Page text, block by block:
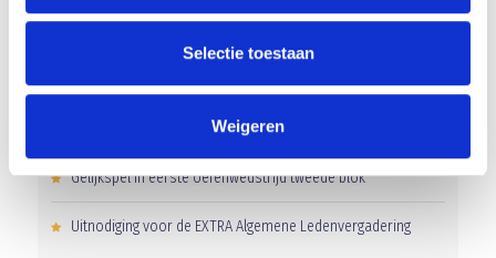
Selectie toestaan
Weigeren
Overwinning op Mierlo Hout
Gelijkspel in eerste oefenwedstrijd tweede blok
Uitnodiging voor de EXTRA Algemene Ledenvergadering